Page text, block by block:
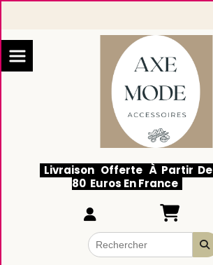
Livraison Offerte À Partir De
80 Euros En France
Panneau de gestion des cookies